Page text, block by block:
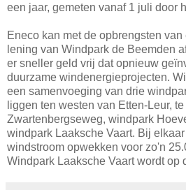
een jaar, gemeten vanaf 1 juli door
Eneco kan met de opbrengsten
lening van Windpark de Beemden
er sneller geld vrij dat opnieuw
duurzame windenergieprojecten.
een samenvoeging van drie
liggen ten westen van Etten-Leur,
Zwartenbergseweg, windpark
windpark Laaksche Vaart. Bij
windstroom opwekken voor zo'n
Windpark Laaksche Vaart wordt op